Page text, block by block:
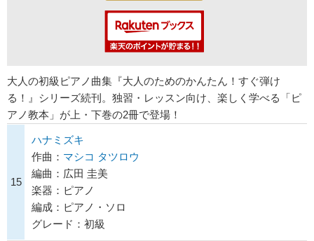
大人の初級ピアノ曲集『大人のためのかんたん！すぐ弾け
る！』シリーズ続刊。独習・レッスン向け、楽しく学べる「ピ
アノ教本」が上・下巻の2冊で登場！
15
ハナミズキ
作曲： マシコ タツロウ
編曲：広田 圭美
楽器：ピアノ
編成：ピアノ・ソロ
グレード：初級